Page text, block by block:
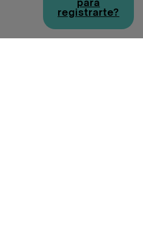
para
registrarte?